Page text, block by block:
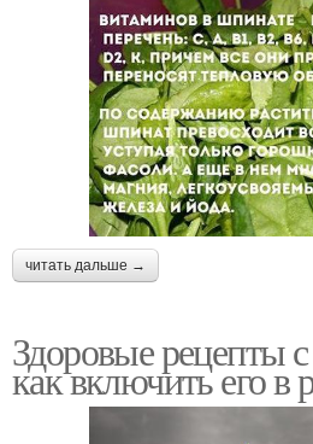
читать дальше →
Здоровые рецепты
как включить его в